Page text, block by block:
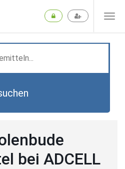
bei ADCELL